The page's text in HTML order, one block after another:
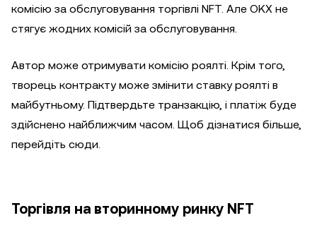
комісію за обслуговування торгівлі NFT. Але OKX не
стягує жодних комісій за обслуговування.
Автор може отримувати комісію роялті. Крім того,
творець контракту може змінити ставку роялті в
майбутньому. Підтвердьте транзакцію, і платіж буде
здійснено найближчим часом. Щоб дізнатися більше,
перейдіть сюди.
Торгівля на вторинному ринку NFT